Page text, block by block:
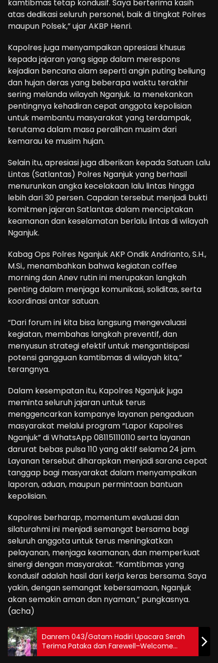
kamtibmas tetap kondusif. Saya berterima kasih
atas dedikasi seluruh personel, baik di tingkat Polres
maupun Polsek,” ujar AKBP Henri.
Kapolres juga menyampaikan apresiasi khusus
kepada jajaran yang sigap dalam merespons
kejadian bencana alam seperti angin puting beliung
dan hujan deras yang beberapa waktu terakhir
sering melanda wilayah Nganjuk. Ia menekankan
pentingnya kehadiran cepat anggota kepolisian
untuk membantu masyarakat yang terdampak,
terutama dalam masa peralihan musim dari
kemarau ke musim hujan.
Selain itu, apresiasi juga diberikan kepada Satuan Lalu
Lintas (Satlantas) Polres Nganjuk yang berhasil
menurunkan angka kecelakaan lalu lintas hingga
lebih dari 30 persen. Capaian tersebut menjadi bukti
komitmen jajaran Satlantas dalam menciptakan
keamanan dan keselamatan berlalu lintas di wilayah
Nganjuk.
Kabag Ops Polres Nganjuk AKP Ondik Andrianto, S.H.,
M.Si., menambahkan bahwa kegiatan coffee
morning dan Anev rutin ini merupakan langkah
penting dalam menjaga komunikasi, soliditas, serta
koordinasi antar satuan.
“Dari forum ini kita bisa langsung mengevaluasi
kegiatan, membahas langkah preventif, dan
menyusun strategi efektif untuk mengantisipasi
potensi gangguan kamtibmas di wilayah kita,”
terangnya.
Dalam kesempatan itu, Kapolres Nganjuk juga
meminta seluruh jajaran untuk terus
menggencarkan kampanye layanan pengaduan
masyarakat melalui program “Lapor Kapolres
Nganjuk” di WhatsApp 081151110110 serta layanan
darurat bebas pulsa 110 yang aktif selama 24 jam.
Layanan tersebut diharapkan menjadi sarana cepat
tanggap bagi masyarakat dalam menyampaikan
laporan, aduan, maupun permintaan bantuan
kepolisian.
Kapolres berharap, momentum evaluasi dan
silaturahmi ini menjadi semangat bersama bagi
seluruh anggota untuk terus meningkatkan
pelayanan, menjaga keamanan, dan memperkuat
sinergi dengan masyarakat. “Kamtibmas yang
kondusif adalah hasil dari kerja keras bersama. Saya
yakin, dengan semangat kebersamaan, Nganjuk
akan semakin aman dan nyaman,” pungkasnya.
(acha)
Danrem 043/Gatam Hadiri Upacara Serah
Terima Pataka dan Farewell–Welcome
Parade Kapolda Lampung